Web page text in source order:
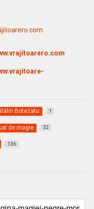
Botezatu 1
de magie 32
136